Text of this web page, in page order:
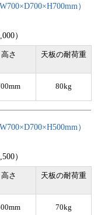
）
）
高さ 天板の耐荷重
80kg
）
）
高さ 天板の耐荷重
70kg